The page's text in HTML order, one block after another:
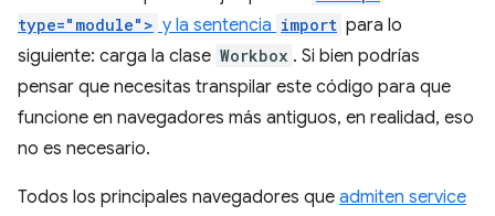
type="module"> y la sentencia import para lo
siguiente: carga la clase Workbox . Si bien podrías
pensar que necesitas transpilar este código para que
funcione en navegadores más antiguos, en realidad, eso
no es necesario.
Todos los principales navegadores que admiten service